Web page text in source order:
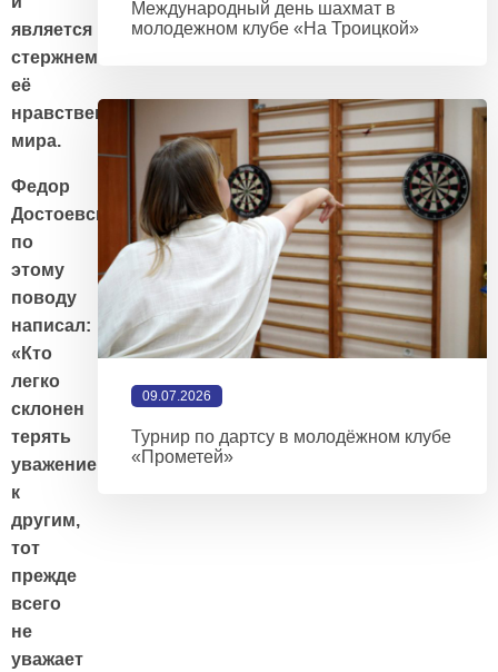
является
стержнем
её
нравственного
мира.
Федор
Достоевский
по
этому
поводу
написал:
«Кто
легко
склонен
терять
уважение
к
другим,
тот
прежде
всего
не
уважает
Международный день шахмат в
молодежном клубе «На Троицкой»
09.07.2026
Турнир по дартсу в молодёжном клубе
«Прометей»